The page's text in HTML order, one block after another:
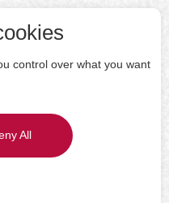
control over what you want
All